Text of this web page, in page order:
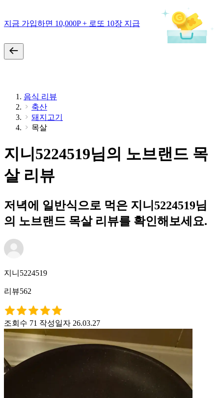
지금 가입하면 10,000P + 로또 10장 지급
음식 리뷰
축산
돼지고기
목살
지니5224519님의 노브랜드 목
살 리뷰
저녁에 일반식으로 먹은 지니5224519님
의 노브랜드 목살 리뷰를 확인해보세요.
지니5224519
리뷰562
조회수 71 작성일자 26.03.27